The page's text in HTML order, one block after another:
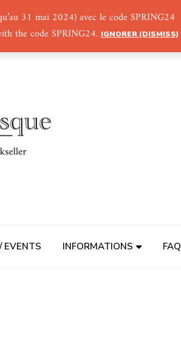
31 mai 2024) avec le code SPRING24
the code SPRING24. IGNORER (DISMISS)
EVENTS INFORMATIONS FAQ